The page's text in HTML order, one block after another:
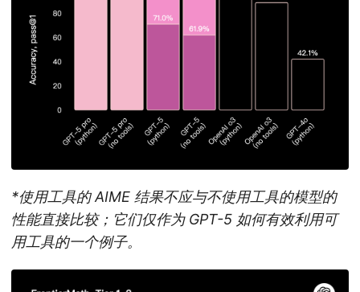
*使用工具的 AIME 结果不应与不使用工具的模型的
性能直接比较；它们仅作为 GPT-5 如何有效利用可
用工具的一个例子。